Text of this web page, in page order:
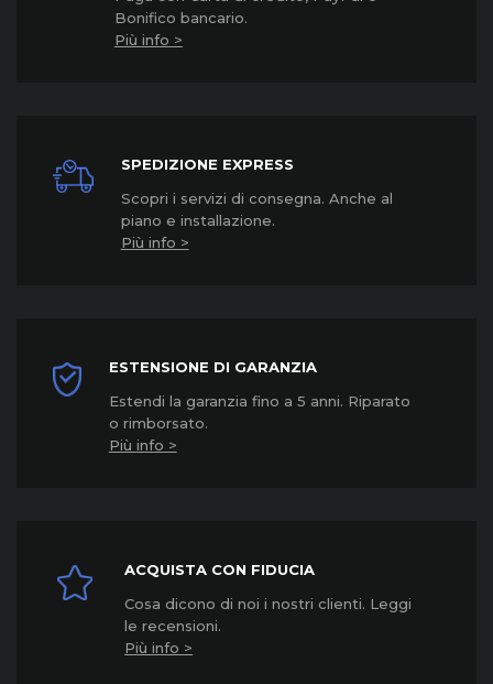
Bonifico bancario.
Più info >
SPEDIZIONE EXPRESS
Scopri i servizi di consegna. Anche al
piano e installazione.
Più info >
ESTENSIONE DI GARANZIA
Estendi la garanzia fino a 5 anni. Riparato
o rimborsato.
Più info >
ACQUISTA CON FIDUCIA
Cosa dicono di noi i nostri clienti. Leggi
le recensioni.
Più info >